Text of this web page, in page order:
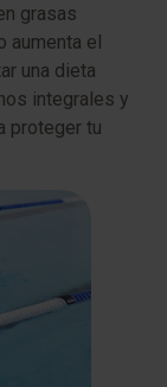
grasas
aumenta el
una dieta
integrales y
proteger tu